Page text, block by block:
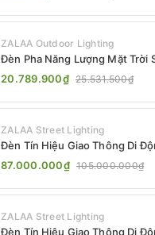
ZALAA Outdoor Lighting
Đèn Pha Năng Lượng Mặt Trời
Jsc Chống Nước IP65 Cao Cấp
20.789.900₫ 25.531.500₫
ZALAA Street Lighting
Đèn Tín Hiệu Giao Thông Di
Trời ZALAA ZL-300A-D
87.000.000₫ 105.000.000₫
ZALAA Street Lighting
Đèn Tín Hiệu Giao Thông Di